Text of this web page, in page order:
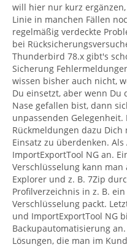
will hier nur kurz
Linie in manchen Fällen
regelmäßig verdeckte
bei
Thunderbird 78.x gibt's
Sicherung
wissen bisher auch nicht,
Du einsetzt, aber wenn
Nase gefallen bist, dann
unpassenden
Rückmeldungen dazu
Einsatz zu überdenken.
ImportExportTool NG an.
Verschlüsselung kann
Explorer und z. B. 7Zip
Profilverzeichnis in z. B.
Verschlüsselung packt.
und ImportExportTool NG
Backupautomatisierung
Lösungen, die man im